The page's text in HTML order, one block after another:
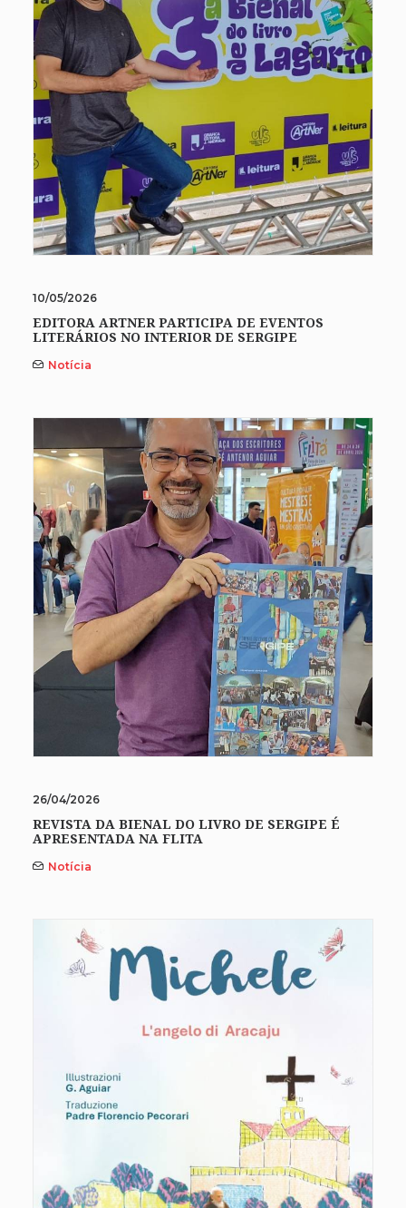
10/05/2026
EDITORA ARTNER PARTICIPA DE EVENTOS
LITERÁRIOS NO INTERIOR DE SERGIPE
Notícia
26/04/2026
REVISTA DA BIENAL DO LIVRO DE SERGIPE É
APRESENTADA NA FLITA
Notícia